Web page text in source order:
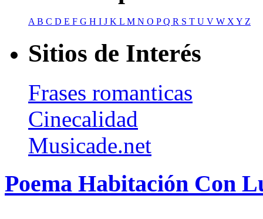
A B C D E F G H I J K L M N O PQ R S T U V W X Y Z
Sitios de Interés
Frases romanticas
Cinecalidad
Musicade.net
Poema Habitación Con